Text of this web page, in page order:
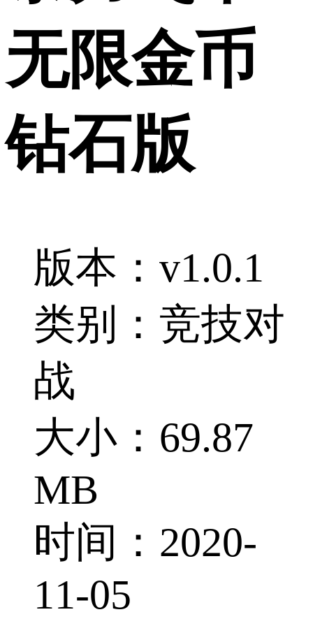
无限金币
钻石版
版本：v1.0.1
类别：竞技对
战
大小：69.87
MB
时间：2020-
11-05